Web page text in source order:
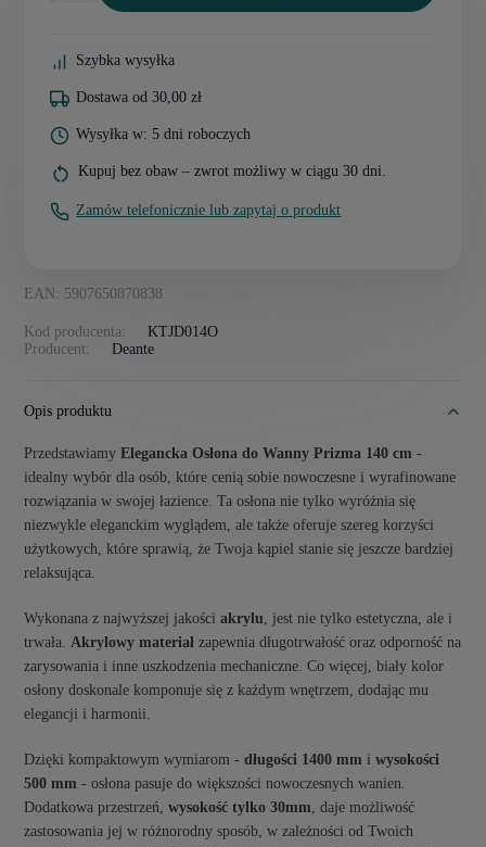
EAN: 5907650870838
Kod producenta:
KTJD014O
Producent:
Deante
Szybka wysyłka
Dostawa od 30,00 zł
Wysyłka w: 5 dni roboczych
Kupuj bez obaw – zwrot możliwy w ciągu 30 dni.
Zamów telefonicznie lub zapytaj o produkt
Opis produktu
PrzedstawiamyElegancka Osłona do Wanny Prizma 140 cm -
idealny wybór dla osób, które cenią sobie nowoczesne i wyrafinowane
rozwiązania w swojej łazience. Ta osłona nie tylko wyróżnia się
niezwykle eleganckim wyglądem, ale także oferuje szereg korzyści
użytkowych, które sprawią, że Twoja kąpiel stanie się jeszcze bardziej
relaksująca.
Wykonana z najwyższej jakościakrylu, jest nie tylko estetyczna, ale i
trwała.Akrylowy materiał zapewnia długotrwałość oraz odporność na
zarysowania i inne uszkodzenia mechaniczne. Co więcej, biały kolor
osłony doskonale komponuje się z każdym wnętrzem, dodając mu
elegancji i harmonii.
Dzięki kompaktowym wymiarom -długości 1400 mm iwysokości
500 mm - osłona pasuje do większości nowoczesnych wanien.
Dodatkowa przestrzeń,wysokość tylko 30mm, daje możliwość
zastosowania jej w różnorodny sposób, w zależności od Twoich